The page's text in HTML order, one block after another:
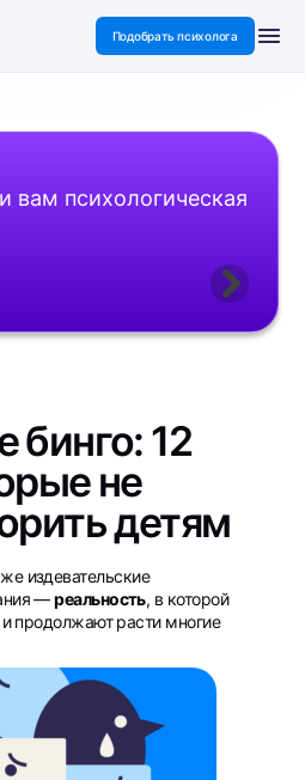
Подобрать психолога
вам психологическая
бинго: 12
не
детям
издевательские
—реальность, в которой
продолжают расти многие